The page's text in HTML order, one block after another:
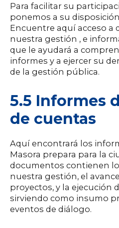
Para facilitar su
ponemos a su
Encuentre aquí acceso a
nuestra gestión , e
que le ayudará a
informes y a ejercer su
de la gestión pública.
5.5 Informes
de cuentas
Aquí encontrará los
Masora prepara para la
documentos contienen
nuestra gestión, el
proyectos, y la ejecución
sirviendo como insumo
eventos de diálogo.